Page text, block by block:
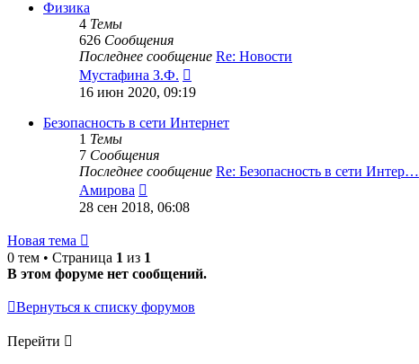
Физика
4 Темы
626 Сообщения
Последнее сообщение Re: Новости
Мустафина З.Ф.
к
сообщению
16 июн 2020, 09:19
Безопасность в сети Интернет
1 Темы
7 Сообщения
Последнее сообщение Re: Безопасность в сети Интер…
Амирова
к
последнему
28 сен 2018, 06:08
Новая тема
0 тем • Страница 1 из 1
В этом форуме нет сообщений.
Вернуться к списку форумов
Перейти